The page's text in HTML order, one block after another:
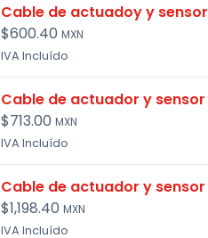
Cable de actuadoy y sensor
$600.40 MXN
IVA Incluído
Cable de actuador y sensor
$713.00 MXN
IVA Incluído
Cable de actuador y sensor
$1,198.40 MXN
IVA Incluído